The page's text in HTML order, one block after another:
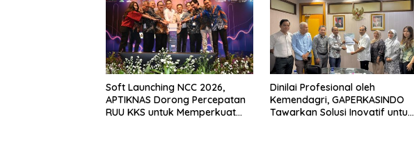
Soft Launching NCC 2026,
APTIKNAS Dorong Percepatan
RUU KKS untuk Memperkuat
Dinilai Profesional oleh
Kemendagri, GAPERKASINDO
Tawarkan Solusi Inovatif untuk